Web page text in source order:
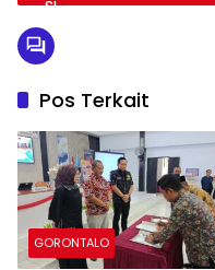
Pos Terkait
GORONTALO